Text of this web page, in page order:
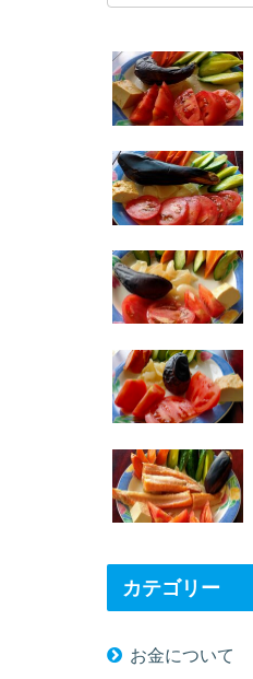
カテゴリー
お金について